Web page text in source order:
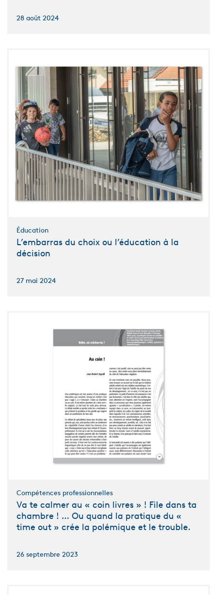
28 août 2024
Éducation
L’embarras du choix ou l’éducation à la
décision
27 mai 2024
Compétences professionnelles
Va te calmer au « coin livres » ! File dans ta
chambre ! … Ou quand la pratique du «
time out » crée la polémique et le trouble.
26 septembre 2023